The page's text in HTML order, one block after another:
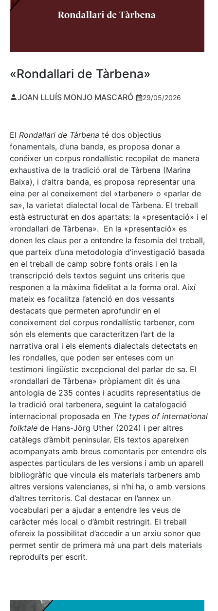
«Rondallari de Tàrbena»
JOAN LLUÍS MONJO MASCARÓ 29/05/2026
El Rondallari de Tàrbena té dos objectius
fonamentals, d’una banda, es proposa donar a
conéixer un corpus rondallístic recopilat de manera
exhaustiva de la tradició oral de Tàrbena (Marina
Baixa), i d’altra banda, es proposa representar una
eina per al coneixement del «tarbener» o «parlar de
sa», la varietat dialectal local de Tàrbena. El treball
està estructurat en dos apartats: la «presentació» i el
«rondallari de Tàrbena». En la «presentació» es
donen les claus per a entendre la fesomia del treball,
que parteix d’una metodologia d’investigació basada
en el treball de camp sobre fonts orals i en la
transcripció dels textos seguint uns criteris que
responen a la màxima fidelitat a la forma oral. Així
mateix es focalitza l’atenció en dos vessants
destacats que permeten aprofundir en el
coneixement del corpus rondallístic tarbener, com
són els elements que caracteritzen l’art de la
narrativa oral i els elements dialectals detectats en
les rondalles, que poden ser enteses com un
testimoni lingüístic excepcional del parlar de sa. El
«rondallari de Tàrbena» pròpiament dit és una
antologia de 235 contes i acudits representatius de
la tradició oral tarbenera, seguint la catalogació
internacional proposada en The types of international
folktale de Hans-Jörg Uther (2024) i per altres
catàlegs d’àmbit peninsular. Els textos apareixen
acompanyats amb breus comentaris per entendre els
aspectes particulars de les versions i amb un aparell
bibliogràfic que vincula els materials tarbeners amb
altres versions valencianes, si n’hi ha, o amb versions
d’altres territoris. Cal destacar en l’annex un
vocabulari per a ajudar a entendre les veus de
caràcter més local o d’àmbit restringit. El treball
ofereix la possibilitat d’accedir a un arxiu sonor que
permet sentir de primera mà una part dels materials
reproduïts per escrit.